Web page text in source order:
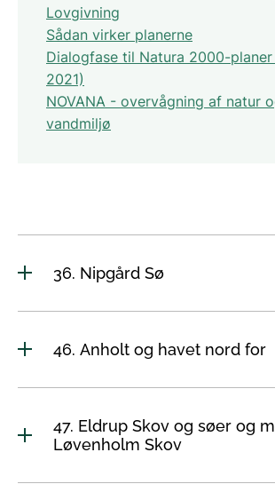
Lovgivning
Sådan virker planerne
Dialogfase til Natura 2000-
2021)
NOVANA - overvågning af natur
vandmiljø
36. Nipgård Sø
46. Anholt og havet nord for
47. Eldrup Skov og søer og
Løvenholm Skov